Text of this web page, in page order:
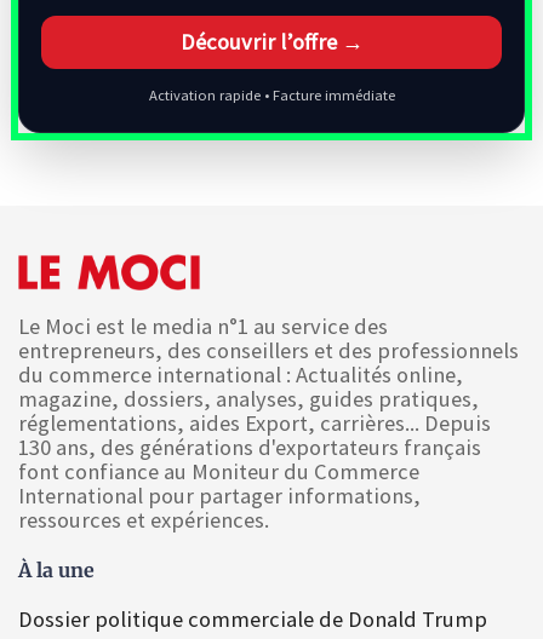
Découvrir l’offre →
Activation rapide • Facture immédiate
Le Moci est le media n°1 au service des
entrepreneurs, des conseillers et des professionnels
du commerce international : Actualités online,
magazine, dossiers, analyses, guides pratiques,
réglementations, aides Export, carrières... Depuis
130 ans, des générations d'exportateurs français
font confiance au Moniteur du Commerce
International pour partager informations,
ressources et expériences.
À la une
Dossier politique commerciale de Donald Trump